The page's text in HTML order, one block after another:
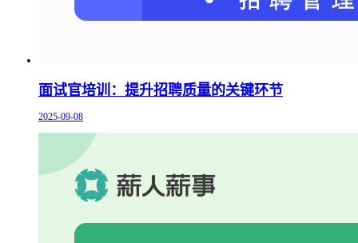
面试官培训：提升招聘质量的关键环节
2025-09-08